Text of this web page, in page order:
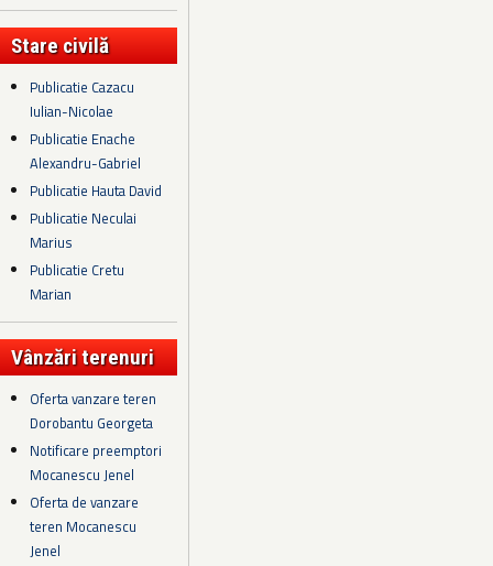
Stare civilă
Publicatie Cazacu
Iulian-Nicolae
Publicatie Enache
Alexandru-Gabriel
Publicatie Hauta David
Publicatie Neculai
Marius
Publicatie Cretu
Marian
Vânzări terenuri
Oferta vanzare teren
Dorobantu Georgeta
Notificare preemptori
Mocanescu Jenel
Oferta de vanzare
teren Mocanescu
Jenel